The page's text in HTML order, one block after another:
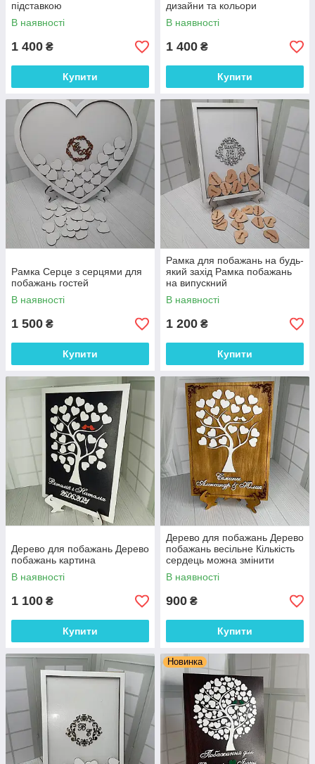
підставкою
В наявності
1 400 ₴
Купити
дизайни та кольори
В наявності
1 400 ₴
Купити
Рамка Серце з серцями для
побажань гостей
В наявності
1 500 ₴
Купити
Рамка для побажань на будь-
який захід Рамка побажань
на випускний
В наявності
1 200 ₴
Купити
Дерево для побажань Дерево
побажань картина
В наявності
1 100 ₴
Купити
Дерево для побажань Дерево
побажань весільне Кількість
сердець можна змінити
В наявності
900 ₴
Купити
Новинка